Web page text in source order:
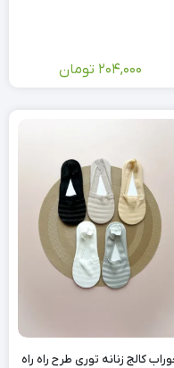
204,000 تومان
کالج زنانه توری طرح راه‌ راه